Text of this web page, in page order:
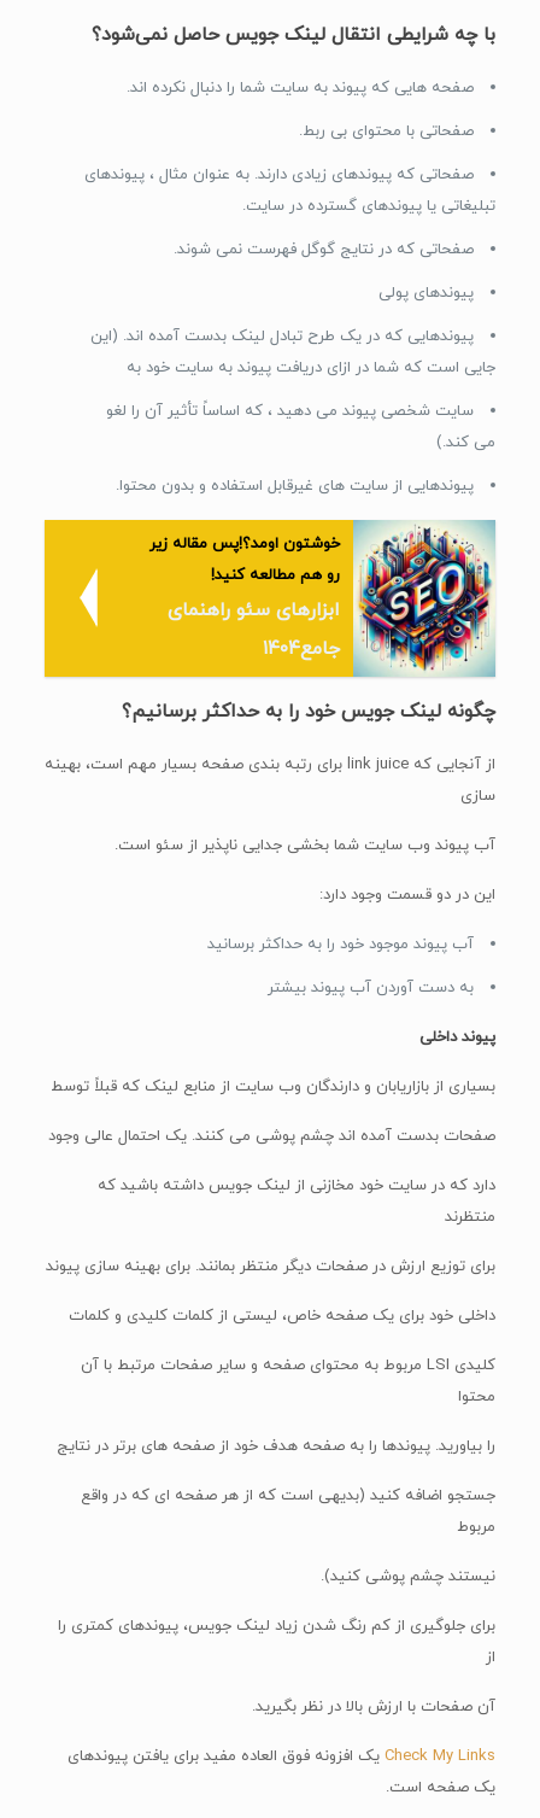
با چه شرایطی انتقال لینک جویس حاصل نمی‌شود؟
صفحه هایی که پیوند به سایت شما را دنبال نکرده اند.
صفحاتی با محتوای بی ربط.
صفحاتی که پیوندهای زیادی دارند. به عنوان مثال ، پیوندهای
تبلیغاتی یا پیوندهای گسترده در سایت.
صفحاتی که در نتایج گوگل فهرست نمی شوند.
پیوندهای پولی
پیوندهایی که در یک طرح تبادل لینک بدست آمده اند. (این
جایی است که شما در ازای دریافت پیوند به سایت خود به
سایت شخصی پیوند می دهید ، که اساساً تأثیر آن را لغو
می کند.)
پیوندهایی از سایت های غیرقابل استفاده و بدون محتوا.
خوشتون اومد؟!پس مقاله زیر
رو هم مطالعه کنید!
ابزارهای سئو راهنمای
جامع۱۴۰۴
چگونه لینک جویس خود را به حداکثر برسانیم؟
از آنجایی که link juice برای رتبه بندی صفحه بسیار مهم است، بهینه
سازی
آب پیوند وب سایت شما بخشی جدایی ناپذیر از سئو است.
این در دو قسمت وجود دارد:
آب پیوند موجود خود را به حداکثر برسانید
به دست آوردن آب پیوند بیشتر
پیوند داخلی
بسیاری از بازاریابان و دارندگان وب سایت از منابع لینک که قبلاً توسط
صفحات بدست آمده اند چشم پوشی می کنند. یک احتمال عالی وجود
دارد که در سایت خود مخازنی از لینک جویس داشته باشید که
منتظرند
برای توزیع ارزش در صفحات دیگر منتظر بمانند. برای بهینه سازی پیوند
داخلی خود برای یک صفحه خاص، لیستی از کلمات کلیدی و کلمات
کلیدی LSI مربوط به محتوای صفحه و سایر صفحات مرتبط با آن
محتوا
را بیاورید. پیوندها را به صفحه هدف خود از صفحه های برتر در نتایج
جستجو اضافه کنید (بدیهی است که از هر صفحه ای که در واقع
مربوط
نیستند چشم پوشی کنید).
برای جلوگیری از کم رنگ شدن زیاد لینک جویس، پیوندهای کمتری را
از
آن صفحات با ارزش بالا در نظر بگیرید.
Check My Linksیک افزونه فوق العاده مفید برای یافتن پیوندهای
یک صفحه است.